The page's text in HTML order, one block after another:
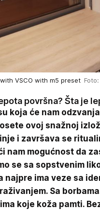
VSCO with m5 preset
površna? Šta je
koja će nam
ovoj snažnoj
i završava se
nam mogućnost da
se sa sopstvenim
najpre ima veze sa
Sa
koje koža pamti.